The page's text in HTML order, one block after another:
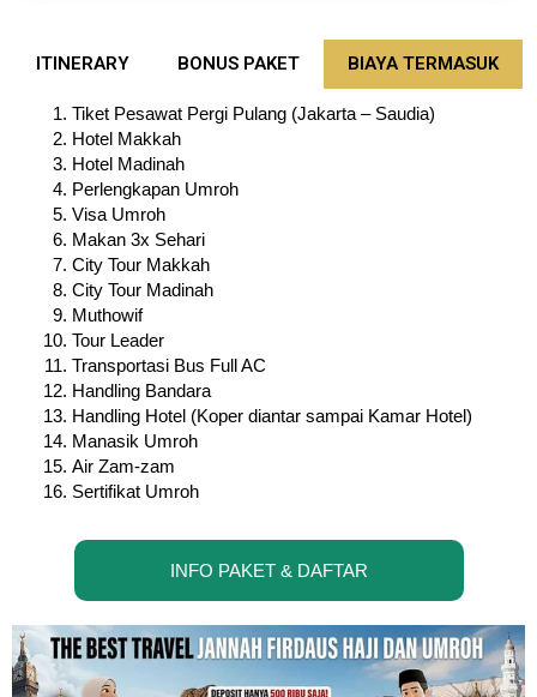
ITINERARY BONUS PAKET BIAYA TERMASUK
Tiket Pesawat Pergi Pulang (Jakarta – Saudia)
Hotel Makkah
Hotel Madinah
Perlengkapan Umroh
Visa Umroh
Makan 3x Sehari
City Tour Makkah
City Tour Madinah
Muthowif
Tour Leader
Transportasi Bus Full AC
Handling Bandara
Handling Hotel (Koper diantar sampai Kamar Hotel)
Manasik Umroh
Air Zam-zam
Sertifikat Umroh
INFO PAKET & DAFTAR